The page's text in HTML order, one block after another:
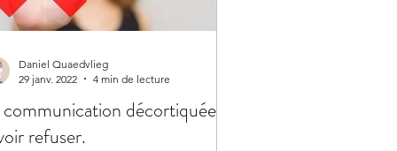
décortiquée:
refuser.
Daniel Quaedvlieg
29 janv. 2022
4 min de lecture